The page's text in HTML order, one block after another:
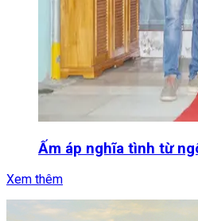
Ấm áp nghĩa tình từ
Xem thêm